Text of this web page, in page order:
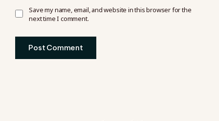
Save my name, email, and website in this browser for the
next time I comment.
Post Comment